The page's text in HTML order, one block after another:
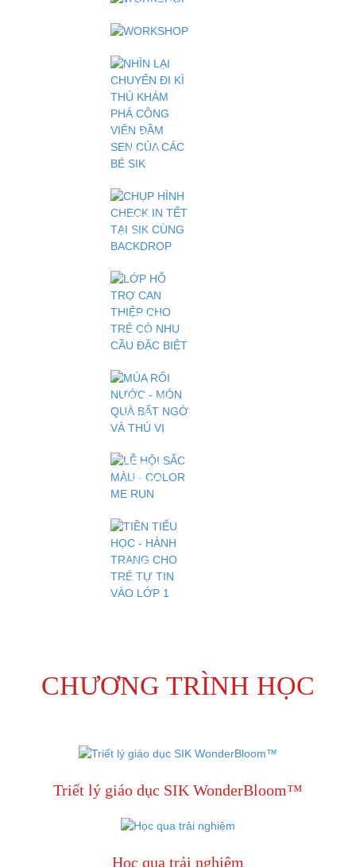
THÁNG
CÓ TẠI
SIK
TAY LÀM
TẠI HỆ
MẦM NON
QUỐC TẾ
SIK -
PART 2
WORKSHOP
TAY LÀM
TẠI HỆ
THỐNG
MẦM NON
QUỐC TẾ
SIK -
PART 1
NHÌN LẠI
CHUYẾN
ĐI KÌ THÚ
PHÁ
CÔNG
VIÊN
ĐẦM SEN
BÉ SIK
CHỤP
HÌNH
CHECK IN
SIK CÙNG
BACKDROP
"TẾT XƯA
- TẾT
NAY"
LỚP HỖ
TRỢ CAN
THIỆP
CÓ NHU
CẦU ĐẶC
BIỆT
MÚA RỐI
NƯỚC -
MÓN QUÀ
VÀ THÚ
VỊ
LỄ HỘI
SẮC MÀU
- COLOR
TIỀN
TIỂU HỌC
- HÀNH
1
CHƯƠNG TRÌNH HỌC
Triết lý giáo dục SIK WonderBloom™
Học qua trải nghiệm